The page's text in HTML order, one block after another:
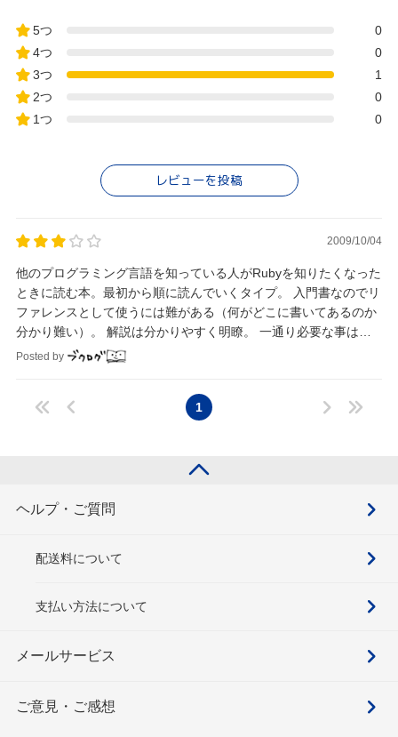
5つ
0
4つ
0
3つ
1
2つ
0
1つ
0
レビューを投稿
2009/10/04
他のプログラミング言語を知っている人がRubyを知りたくなった
ときに読む本。最初から順に読んでいくタイプ。 入門書なのでリ
ファレンスとして使うには難がある（何がどこに書いてあるのか
分かり難い）。 解説は分かりやすく明瞭。 一通り必要な事は網
羅している感じ。
Posted by
1
ヘルプ・ご質問
配送料について
支払い方法について
メールサービス
ご意見・ご感想